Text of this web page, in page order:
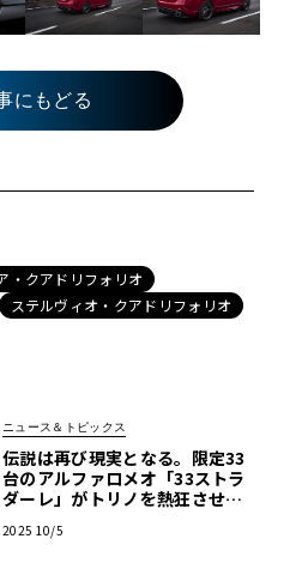
にもどる
・クアドリフォリオ
ステルヴィオ・クアドリフォリオ
ニュース＆トピックス
伝説は再び現実となる。限定33
台のアルファロメオ「33ストラ
ダーレ」がトリノを熱狂させた3
2025 10/5